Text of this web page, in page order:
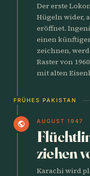
Der erste
Hügeln wider,
eröffnet.
einen
zeichnen,
Raster von
mit alten
FRÜHES PAKISTAN
public AUGUST 1947
ziehen
Karachi wird